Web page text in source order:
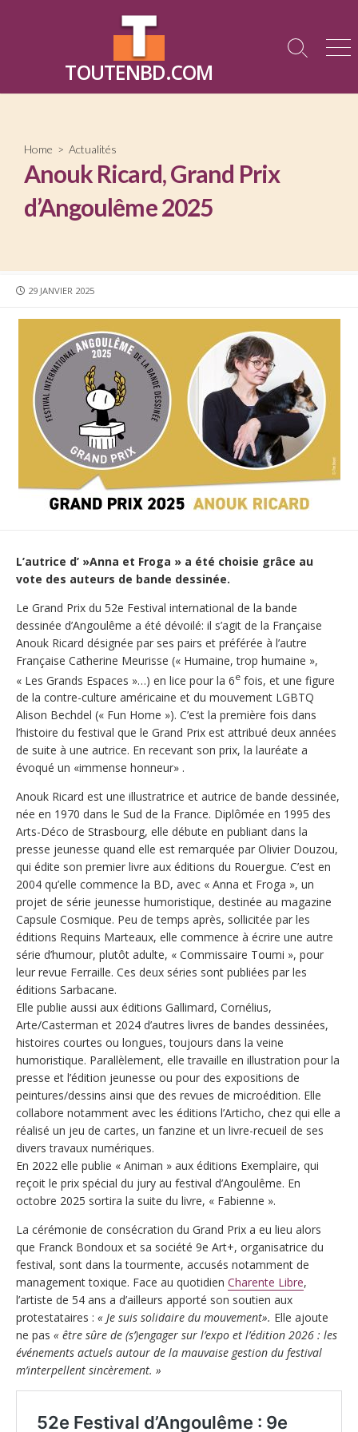
TOUTENBD.COM
Search
Home > Actualités
Anouk Ricard, Grand Prix
d’Angoulême 2025
PUBLISHED
29 JANVIER 2025
L’autrice d’ »Anna et Froga » a été choisie grâce au
vote des auteurs de bande dessinée.
Le Grand Prix du 52e Festival international de la bande
dessinée d’Angoulême a été dévoilé: il s’agit de la Française
Anouk Ricard désignée par ses pairs et préférée à l’autre
Française Catherine Meurisse (« Humaine, trop humaine »,
« Les Grands Espaces »…) en lice pour la 6e fois, et une figure
de la contre-culture américaine et du mouvement LGBTQ
Alison Bechdel (« Fun Home »). C’est la première fois dans
l’histoire du festival que le Grand Prix est attribué deux années
de suite à une autrice. En recevant son prix, la lauréate a
évoqué un «immense honneur» .
Anouk Ricard est une illustratrice et autrice de bande dessinée,
née en 1970 dans le Sud de la France. Diplômée en 1995 des
Arts-Déco de Strasbourg, elle débute en publiant dans la
presse jeunesse quand elle est remarquée par Olivier Douzou,
qui édite son premier livre aux éditions du Rouergue. C’est en
2004 qu’elle commence la BD, avec « Anna et Froga », un
projet de série jeunesse humoristique, destinée au magazine
Capsule Cosmique. Peu de temps après, sollicitée par les
éditions Requins Marteaux, elle commence à écrire une autre
série d’humour, plutôt adulte, « Commissaire Toumi », pour
leur revue Ferraille. Ces deux séries sont publiées par les
éditions Sarbacane.
Elle publie aussi aux éditions Gallimard, Cornélius,
Arte/Casterman et 2024 d’autres livres de bandes dessinées,
histoires courtes ou longues, toujours dans la veine
humoristique. Parallèlement, elle travaille en illustration pour la
presse et l’édition jeunesse ou pour des expositions de
peintures/dessins ainsi que des revues de microédition. Elle
collabore notamment avec les éditions l’Articho, chez qui elle a
réalisé un jeu de cartes, un fanzine et un livre-recueil de ses
divers travaux numériques.
En 2022 elle publie « Animan » aux éditions Exemplaire, qui
reçoit le prix spécial du jury au festival d’Angoulême. En
octobre 2025 sortira la suite du livre, « Fabienne ».
La cérémonie de consécration du Grand Prix a eu lieu alors
que Franck Bondoux et sa société 9e Art+, organisatrice du
festival, sont dans la tourmente, accusés notamment de
management toxique. Face au quotidien Charente Libre,
l’artiste de 54 ans a d’ailleurs apporté son soutien aux
protestataires : « Je suis solidaire du mouvement». Elle ajoute
ne pas « être sûre de (s’)engager sur l’expo et l’édition 2026 : les
événements actuels autour de la mauvaise gestion du festival
m’interpellent sincèrement. »